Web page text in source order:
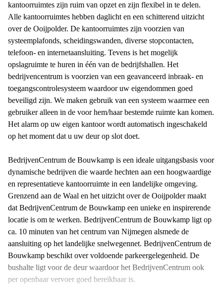
kantoorruimtes zijn ruim van opzet en zijn flexibel in te delen.
Alle kantoorruimtes hebben daglicht en een schitterend uitzicht
over de Ooijpolder. De kantoorruimtes zijn voorzien van
systeemplafonds, scheidingswanden, diverse stopcontacten,
telefoon- en internetaansluiting. Tevens is het mogelijk
opslagruimte te huren in één van de bedrijfshallen. Het
bedrijvencentrum is voorzien van een geavanceerd inbraak- en
toegangscontrolesysteem waardoor uw eigendommen goed
beveiligd zijn. We maken gebruik van een systeem waarmee een
gebruiker alleen in de voor hem/haar bestemde ruimte kan komen.
Het alarm op uw eigen kantoor wordt automatisch ingeschakeld
op het moment dat u uw deur op slot doet.
BedrijvenCentrum de Bouwkamp is een ideale uitgangsbasis voor
dynamische bedrijven die waarde hechten aan een hoogwaardige
en representatieve kantoorruimte in een landelijke omgeving.
Grenzend aan de Waal en het uitzicht over de Ooijpolder maakt
dat BedrijvenCentrum de Bouwkamp een unieke en inspirerende
locatie is om te werken. BedrijvenCentrum de Bouwkamp ligt op
ca. 10 minuten van het centrum van Nijmegen alsmede de
aansluiting op het landelijke snelwegennet. BedrijvenCentrum de
Bouwkamp beschikt over voldoende parkeergelegenheid. De
bushalte ligt voor de deur waardoor het BedrijvenCentrum ook
per openbaar vervoer goed bereikbaar is.